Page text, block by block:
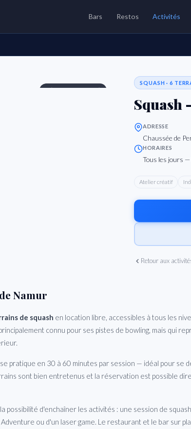
Bars Restos Activités
SQUASH · 6
Squash
ADRESSE
Chaussée de
HORAIRES
Tous les jours
Atelier créatif
Retour aux
Namur
de squash en location libre, accessibles à tous les
connu pour ses pistes de bowling, mais qui
pratique en 30 à 60 minutes par session — idéal pour se
sont bien entretenus et la réservation est possible
possibilité d'enchaîner les activités : une session de
ou d'un laser game. Le restaurant et le bar sur